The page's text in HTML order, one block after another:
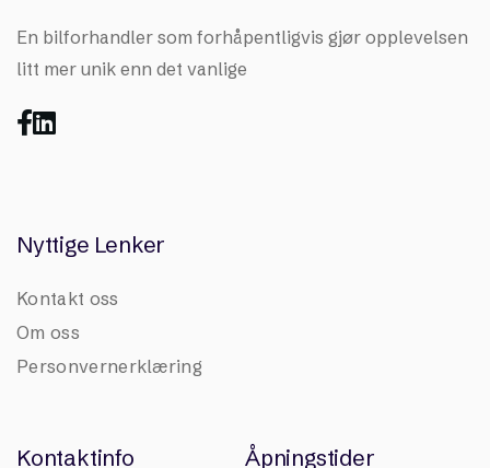
En bilforhandler som forhåpentligvis gjør opplevelsen
litt mer unik enn det vanlige

Nyttige Lenker
Kontakt oss
Om oss
Personvernerklæring
Kontaktinfo Åpningstider